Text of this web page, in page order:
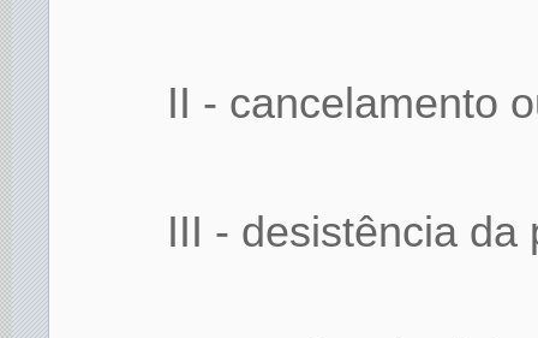
II - cancelamento
III - desistência da